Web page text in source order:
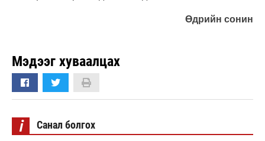
Өдрийн сонин
Мэдээг хуваалцах
i Санал болгох